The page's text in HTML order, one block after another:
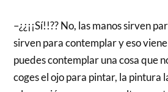
–¿¿¡¡Sí!!?? No, las manos sirven
sirven para contemplar y eso
puedes contemplar una cosa que
coges el ojo para pintar, la pintura